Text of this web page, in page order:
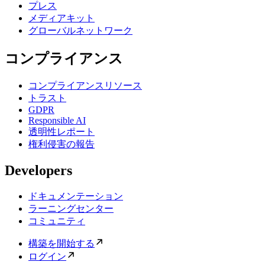
プレス
メディアキット
グローバルネットワーク
コンプライアンス
コンプライアンスリソース
トラスト
GDPR
Responsible AI
透明性レポート
権利侵害の報告
Developers
ドキュメンテーション
ラーニングセンター
コミュニティ
構築を開始する
ログイン